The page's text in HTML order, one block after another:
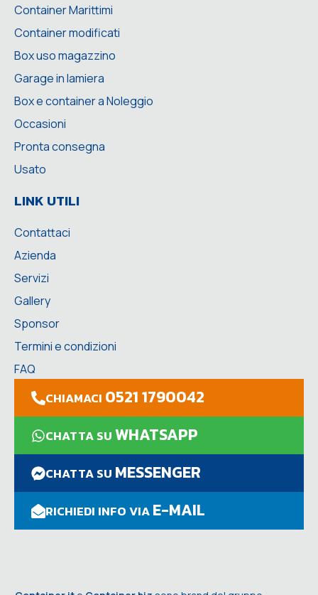
Container Marittimi
Container modificati
Box uso magazzino
Garage in lamiera
Box e container a Noleggio
Occasioni
Pronta consegna
Usato
LINK UTILI
Contattaci
Azienda
Servizi
Gallery
Sponsor
Termini e condizioni
FAQ
CHIAMACI 0521 1790042
CHATTA SUWHATSAPP
CHATTA SU MESSENGER
RICHIEDI INFO VIAE-MAIL